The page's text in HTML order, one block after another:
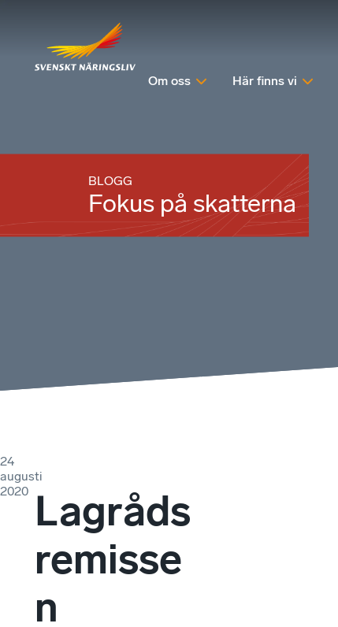
Om oss Här finns vi
BLOGG
Fokus på skatterna
24
augusti
2020 Lagråds
remisse
n